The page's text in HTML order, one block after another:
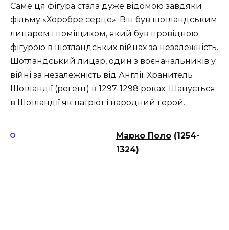
Саме ця фігура стала дуже відомою завдяки
фільму «Хоробре серце». Він був шотландським
лицарем і поміщиком, який був провідною
фігурою в шотландських війнах за незалежність.
Шотландський лицар, один з воєначальників у
війні за незалежність від Англії. Хранитель
Шотландії (регент) в 1297-1298 роках. Шанується
в Шотландії як патріот і народний герой.
Марко Поло (1254-
1324)